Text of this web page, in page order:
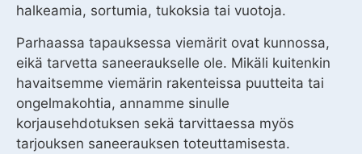
halkeamia, sortumia, tukoksia tai vuotoja.
Parhaassa tapauksessa viemärit ovat kunnossa,
eikä tarvetta saneeraukselle ole. Mikäli kuitenkin
havaitsemme viemärin rakenteissa puutteita tai
ongelmakohtia, annamme sinulle
korjausehdotuksen sekä tarvittaessa myös
tarjouksen saneerauksen toteuttamisesta.